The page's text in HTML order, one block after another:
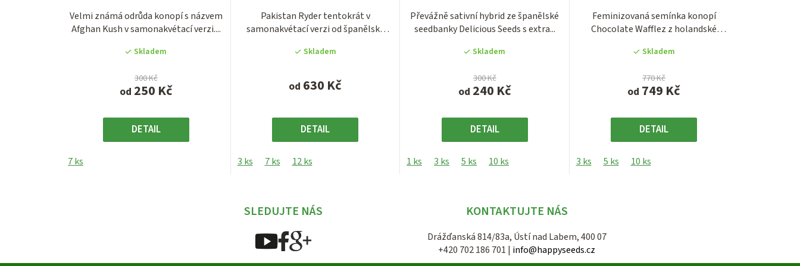
Velmi známá odrůda konopí s názvem
Afghan Kush v samonakvétací verzi....
je
2,9
z
hvězdiček.
Skladem
od 250 Kč
300 Kč
DETAIL
7 ks
Pakistan Ryder tentokrát v
samonakvétací verzi od španělské
je
5,0
z
Skladem
od 630 Kč
DETAIL
3 ks 7 ks 12 ks
Převážně sativní hybrid ze španělské
seedbanky Delicious Seeds s extra...
je
3,8
z
hvězdiček.
Skladem
od 240 Kč
300 Kč
DETAIL
1 ks 3 ks 5 ks 10 ks
Feminizovaná semínka konopí
Chocolate Wafflez z holandské
Skladem
od 749 Kč
770 Kč
DETAIL
3 ks 5 ks 10 ks
SLEDUJTE NÁS KONTAKTUJTE NÁS
Drážďanská 814/83a, Ústí nad Labem, 400 07
+420 702 186 701 | info@happyseeds.cz